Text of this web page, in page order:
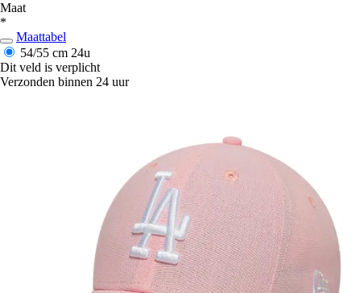
Maat
*
Maattabel
54/55 cm 24u
Dit veld is verplicht
Verzonden binnen 24 uur